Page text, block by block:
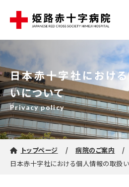
日本赤十字社におけ
いについて
Privacy policy
トップページ
病院のご案内
日本赤十字社における個人情報の取扱